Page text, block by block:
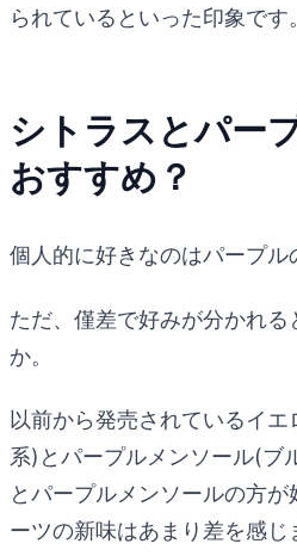
られているといった印象です。
シトラスとパー
おすすめ？
個人的に好きなのはパープル
ただ、僅差で好みが分かれる
か。
以前から発売されているイ
系)とパープルメンソール(ブ
とパープルメンソールの方
ーツの新味はあまり差を感じ